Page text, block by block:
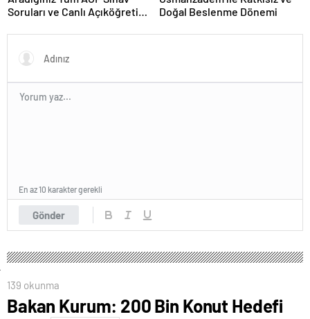
Soruları ve Canlı Açıköğretim
Doğal Beslenme Dönemi
Gönder
En az 10 karakter gerekli
139 okunma
Bakan Kurum: 200 Bin Konut Hedefi